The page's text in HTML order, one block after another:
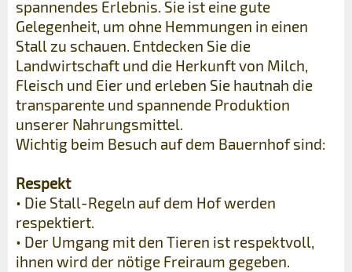
spannendes Erlebnis. Sie ist eine gute
Gelegenheit, um ohne Hemmungen in einen
Stall zu schauen. Entdecken Sie die
Landwirtschaft und die Herkunft von Milch,
Fleisch und Eier und erleben Sie hautnah die
transparente und spannende Produktion
unserer Nahrungsmittel.
Wichtig beim Besuch auf dem Bauernhof sind:
Respekt
• Die Stall-Regeln auf dem Hof werden
respektiert.
• Der Umgang mit den Tieren ist respektvoll,
ihnen wird der nötige Freiraum gegeben.